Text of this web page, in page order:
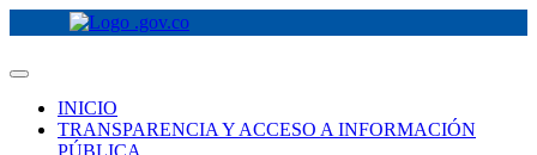
INICIO
TRANSPARENCIA Y ACCESO A INFORMACIÓN
PÚBLICA